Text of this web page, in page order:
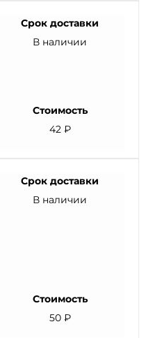
Срок доставки
В наличии
Стоимость
42 ₽
Срок доставки
В наличии
Стоимость
50 ₽